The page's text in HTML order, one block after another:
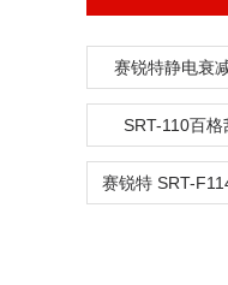
赛锐特静电衰
SRT-110百